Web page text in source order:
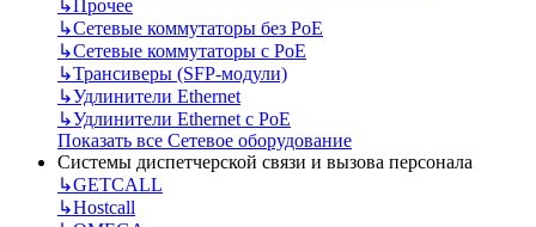
↳Прочее
↳Сетевые коммутаторы без РоЕ
↳Сетевые коммутаторы с РоЕ
↳Трансиверы (SFP-модули)
↳Удлинители Ethernet
↳Удлинители Ethernet с PoE
Показать все Сетевое оборудование
Системы диспетчерской связи и вызова персонала
↳GETCALL
↳Hostcall